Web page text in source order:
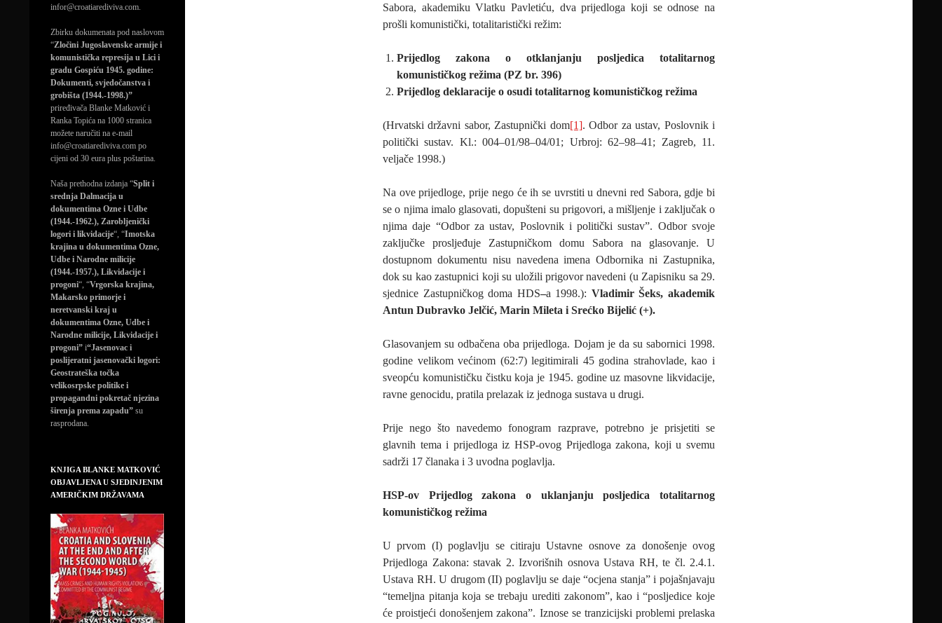
Sabora, akademiku Vlatku Pavletiću, dva prijedloga koji se odnose na
prošli komunistički, totalitaristički režim:
Prijedlog zakona o otklanjanju posljedica totalitarnog
komunističkog režima (PZ br. 396)
Prijedlog deklaracije o osudi totalitarnog komunističkog režima
(Hrvatski državni sabor, Zastupnički dom[1]. Odbor za ustav, Poslovnik i
politički sustav. Kl.: 004–01/98–04/01; Urbroj: 62–98–41; Zagreb, 11.
veljače 1998.)
Na ove prijedloge, prije nego će ih se uvrstiti u dnevni red Sabora, gdje bi
se o njima imalo glasovati, dopušteni su prigovori, a mišljenje i zaključak o
njima daje “Odbor za ustav, Poslovnik i politički sustav”. Odbor svoje
zaključke prosljeđuje Zastupničkom domu Sabora na glasovanje. U
dostupnom dokumentu nisu navedena imena Odbornika ni Zastupnika,
dok su kao zastupnici koji su uložili prigovor navedeni (u Zapisniku sa 29.
sjednice Zastupničkog doma HDS–a 1998.): Vladimir Šeks, akademik
Antun Dubravko Jelčić, Marin Mileta i Srećko Bijelić (+).
Glasovanjem su odbačena oba prijedloga. Dojam je da su sabornici 1998.
godine velikom većinom (62:7) legitimirali 45 godina strahovlade, kao i
sveopću komunističku čistku koja je 1945. godine uz masovne likvidacije,
ravne genocidu, pratila prelazak iz jednoga sustava u drugi.
Prije nego što navedemo fonogram razprave, potrebno je prisjetiti se
glavnih tema i prijedloga iz HSP-ovog Prijedloga zakona, koji u svemu
sadrži 17 članaka i 3 uvodna poglavlja.
HSP-ov Prijedlog zakona o uklanjanju posljedica
totalitarnog
komunističkog režima
U prvom (I) poglavlju se citiraju Ustavne osnove za donošenje ovog
Prijedloga Zakona: stavak 2. Izvorišnih osnova Ustava RH, te čl. 2.4.1.
Ustava RH. U drugom (II) poglavlju se daje “ocjena stanja” i pojašnjavaju
“temeljna pitanja koja se trebaju urediti zakonom”, kao i “posljedice koje
će proistjeći donošenjem zakona”. Iznose se tranzicijski problemi prelaska
infor@croatiarediviva.com.
Zbirku dokumenata pod naslovom
“Zločini Jugoslavenske armije i
komunistička represija u Lici i
gradu Gospiću 1945. godine:
Dokumenti, svjedočanstva i
grobišta (1944.-1998.)”
priređivača Blanke Matković i
Ranka Topića na 1000 stranica
možete naručiti na e-mail
info@croatiarediviva.com po
cijeni od 30 eura plus poštarina.
Naša prethodna izdanja “Split i
srednja Dalmacija u
dokumentima Ozne i Udbe
(1944.-1962.), Zarobljenički
logori i likvidacije“, “Imotska
krajina u dokumentima Ozne,
Udbe i Narodne milicije
(1944.-1957.), Likvidacije i
progoni“, “Vrgorska krajina,
Makarsko primorje i
neretvanski kraj u
dokumentima Ozne, Udbe i
Narodne milicije, Likvidacije i
progoni” i“Jasenovac i
poslijeratni jasenovački logori:
Geostrateška točka
velikosrpske politike i
propagandni pokretač njezina
širenja prema zapadu” su
rasprodana.
KNJIGA BLANKE MATKOVIĆ
OBJAVLJENA U SJEDINJENIM
AMERIČKIM DRŽAVAMA